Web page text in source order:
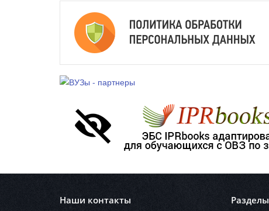
Наши контакты Разделы